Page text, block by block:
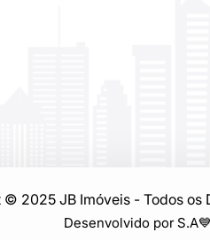
2025 JB Imóveis - Todos os
Desenvolvido por S.A💙